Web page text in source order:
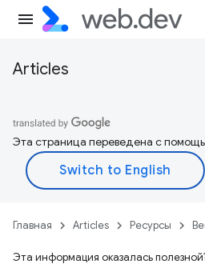
Articles
Эта страница переведена с
Главная Articles Ресурсы
Эта информация оказалась